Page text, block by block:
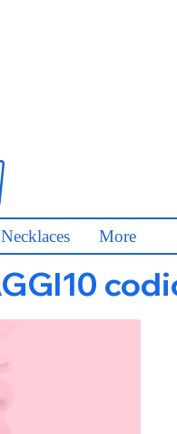
Necklaces More